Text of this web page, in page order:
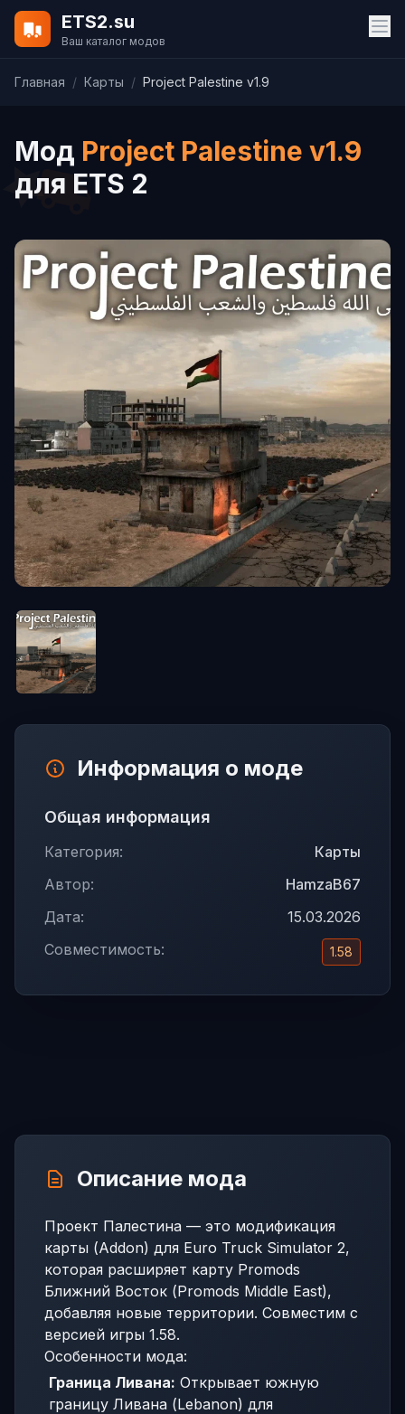
ETS2.su
Ваш каталог модов
Главная / Карты / Project Palestine v1.9
Мод Project Palestine v1.9
для ETS 2
Информация о моде
Общая информация
Категория:
Карты
Автор:
HamzaB67
Дата:
15.03.2026
Совместимость:
1.58
Описание мода
Проект Палестина — это модификация
карты (Addon) для Euro Truck Simulator 2,
которая расширяет карту Promods
Ближний Восток (Promods Middle East),
добавляя новые территории. Совместим с
версией игры 1.58.
Особенности мода:
Граница Ливана: Открывает южную
границу Ливана (Lebanon) для